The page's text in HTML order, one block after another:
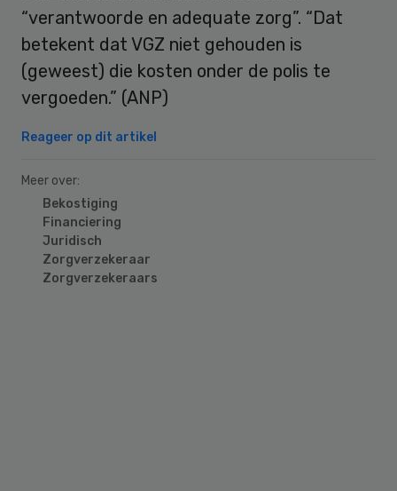
“verantwoorde en adequate zorg”. “Dat
betekent dat VGZ niet gehouden is
(geweest) die kosten onder de polis te
vergoeden.” (ANP)
Reageer op dit artikel
Meer over:
Bekostiging
Financiering
Juridisch
Zorgverzekeraar
Zorgverzekeraars